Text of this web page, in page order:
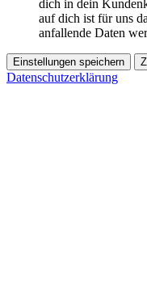
dich in dein
auf dich ist für uns
anfallende Daten
Einstellungen speichern
Datenschutzerklärung